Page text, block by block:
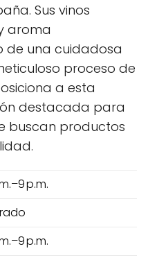
Sus vinos
aroma
de una cuidadosa
proceso de
a esta
destacada para
buscan productos
p.m.
p.m.